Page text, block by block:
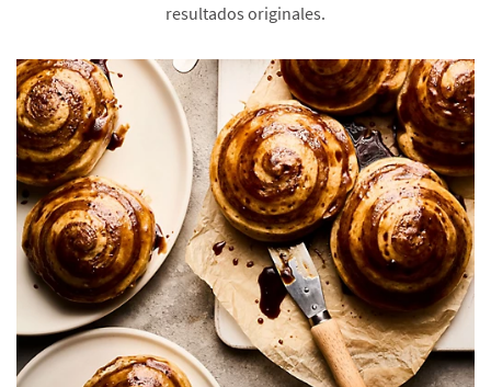
resultados originales.